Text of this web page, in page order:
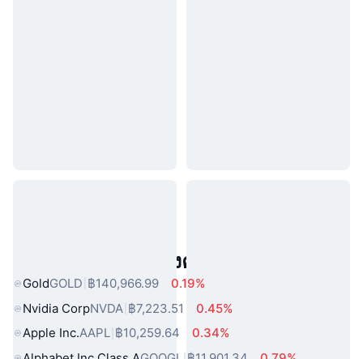
สินทรัพย์ในโลกแห่งความจริงยอดนิยม
GoldGOLD ฿140,966.99
0.19%
Nvidia CorpNVDA ฿7,223.51
0.45%
Apple Inc.AAPL ฿10,259.64
0.34%